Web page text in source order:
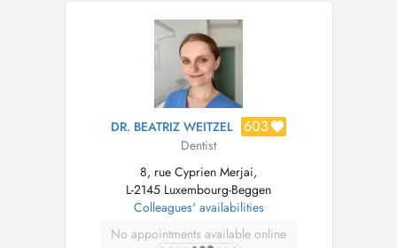
DR. BEATRIZ WEITZEL 603
Dentist
8, rue Cyprien Merjai,
L-2145 Luxembourg-Beggen
Colleagues' availabilities
No appointments available online